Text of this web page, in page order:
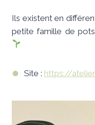
Ils existent en
petite famille de
Site : https://